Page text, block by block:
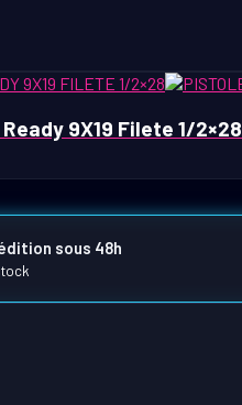
9X19 Filete 1/2×28
sous 48h